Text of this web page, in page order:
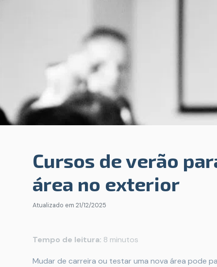
Cursos de verão
área no exterior
Atualizado em 21/12/2025
Tempo de leitura: 8 minutos
Mudar de carreira ou testar uma nova área pode